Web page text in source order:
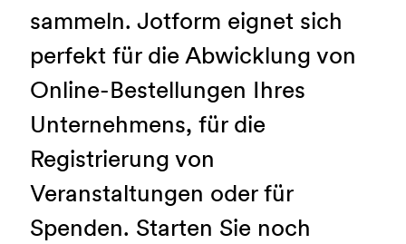
sammeln. Jotform eignet sich
perfekt für die Abwicklung von
Online-Bestellungen Ihres
Unternehmens, für die
Registrierung von
Veranstaltungen oder für
Spenden. Starten Sie noch